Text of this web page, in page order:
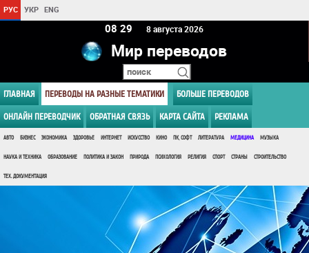
РУС УКР ENG
08:29 8 августа 2026
Мир переводов
ГЛАВНАЯ ПЕРЕВОДЫ НА РАЗНЫЕ ТЕМАТИКИ БОЛЬШЕ ПЕРЕВОДОВ
ОНЛАЙН ПЕРЕВОДЧИК ОБРАТНАЯ СВЯЗЬ КАРТА САЙТА РЕКЛАМА
АВТО БИЗНЕС ЭКОНОМИКА ЗДОРОВЬЕ ИНТЕРНЕТ ИСКУССТВО КИНО ПК, СОФТ ЛИТЕРАТУРА МЕДИЦИНА МУЗЫКА
НАУКА И ТЕХНИКА ОБРАЗОВАНИЕ ПОЛИТИКА И ЗАКОН ПРИРОДА ПСИХОЛОГИЯ РЕЛИГИЯ СПОРТ СТРАНЫ СТРОИТЕЛЬСТВО
ТЕХ. ДОКУМЕНТАЦИЯ